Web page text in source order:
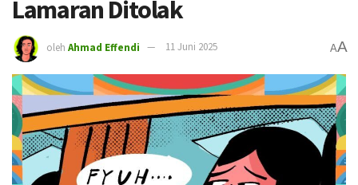
Lamaran Ditolak
oleh Ahmad Effendi 11 Juni 2025 AA